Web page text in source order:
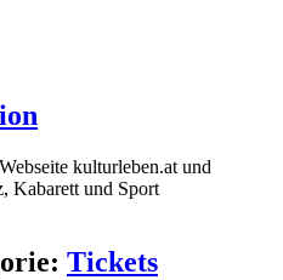
kulturleben.at und
Kabarett und Sport
Tickets